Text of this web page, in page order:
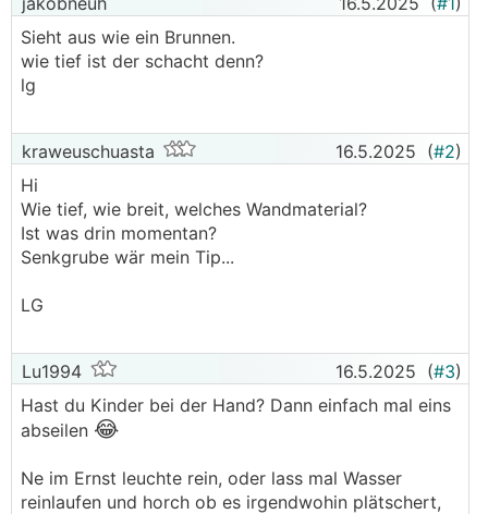
Sieht aus wie ein Brunnen.
wie tief ist der schacht denn?
lg
kraweuschuasta 16.5.2025 (#2)
Hi
Wie tief, wie breit, welches Wandmaterial?
Ist was drin momentan?
Senkgrube wär mein Tip...
LG
Lu1994 16.5.2025 (#3)
Hast du Kinder bei der Hand? Dann einfach mal eins
abseilen 😂
Ne im Ernst leuchte rein, oder lass mal Wasser
reinlaufen und horch ob es irgendwohin plätschert,